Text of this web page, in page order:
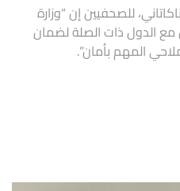
للصحفيين إن “وزارة
مع الدول ذات الصلة لضمان
المهم بأمان”.